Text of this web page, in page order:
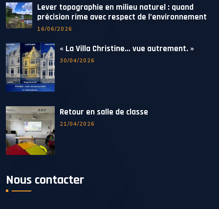
Lever topographie en milieu naturel : quand
précision rime avec respect de l’environnement
16/06/2026
« La Villa Christine… vue autrement. »
30/04/2026
Retour en salle de classe
21/04/2026
Nous contacter